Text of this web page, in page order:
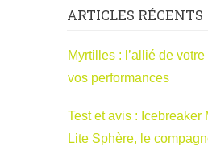
ARTICLES RÉCENTS
Myrtilles : l’allié de
vos performances
Test et avis : Icebreaker
Lite Sphère, le